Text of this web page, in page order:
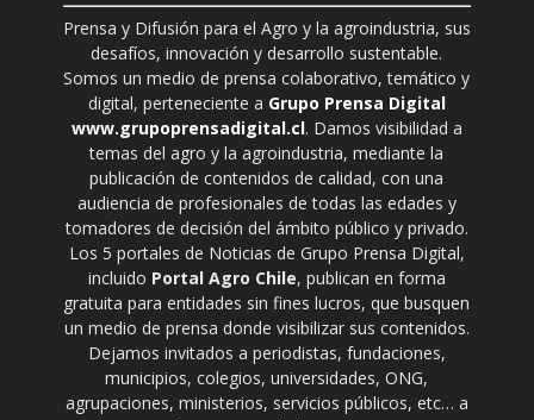
Prensa y Difusión para el Agro y la agroindustria, sus
desafíos, innovación y desarrollo sustentable.
Somos un medio de prensa colaborativo, temático y
digital, perteneciente a Grupo Prensa Digital
www.grupoprensadigital.cl. Damos visibilidad a
temas del agro y la agroindustria, mediante la
publicación de contenidos de calidad, con una
audiencia de profesionales de todas las edades y
tomadores de decisión del ámbito público y privado.
Los 5 portales de Noticias de Grupo Prensa Digital,
incluido Portal Agro Chile, publican en forma
gratuita para entidades sin fines lucros, que busquen
un medio de prensa donde visibilizar sus contenidos.
Dejamos invitados a periodistas, fundaciones,
municipios, colegios, universidades, ONG,
agrupaciones, ministerios, servicios públicos, etc… a